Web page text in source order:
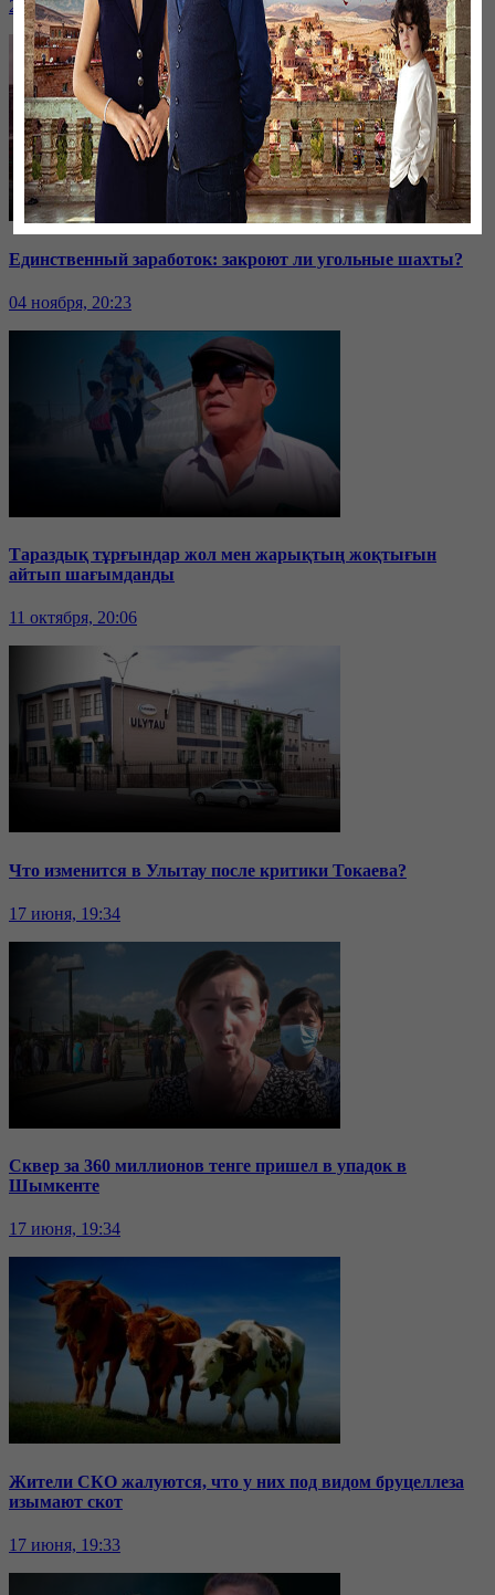
24 ноября, 20:43
Единственный заработок: закроют ли угольные шахты?
04 ноября, 20:23
Тараздық тұрғындар жол мен жарықтың жоқтығын
айтып шағымданды
11 октября, 20:06
Что изменится в Улытау после критики Токаева?
17 июня, 19:34
Сквер за 360 миллионов тенге пришел в упадок в
Шымкенте
17 июня, 19:34
Жители СКО жалуются, что у них под видом бруцеллеза
изымают скот
17 июня, 19:33